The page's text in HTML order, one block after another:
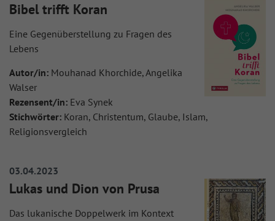
Bibel trifft Koran
Eine Gegenüberstellung zu Fragen des
Lebens
Autor/in: Mouhanad Khorchide, Angelika
Walser
Rezensent/in: Eva Synek
Stichwörter: Koran, Christentum, Glaube, Islam,
Religionsvergleich
03.04.2023
Lukas und Dion von Prusa
Das lukanische Doppelwerk im Kontext